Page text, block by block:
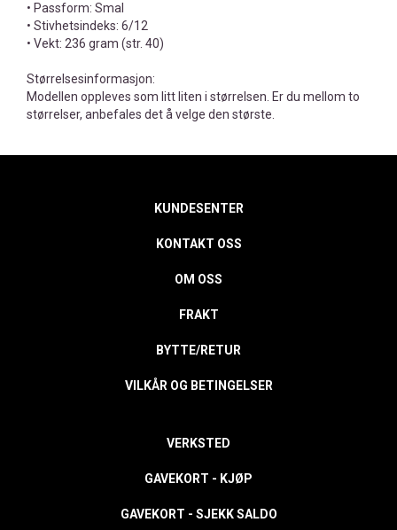
• Passform: Smal
• Stivhetsindeks: 6/12
• Vekt: 236 gram (str. 40)
Størrelsesinformasjon:
Modellen oppleves som litt liten i størrelsen. Er du mellom to
størrelser, anbefales det å velge den største.
KUNDESENTER
KONTAKT OSS
OM OSS
FRAKT
BYTTE/RETUR
VILKÅR OG BETINGELSER
VERKSTED
GAVEKORT - KJØP
GAVEKORT - SJEKK SALDO